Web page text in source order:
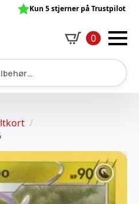
Kun 5 stjerner på Trustpilot
0